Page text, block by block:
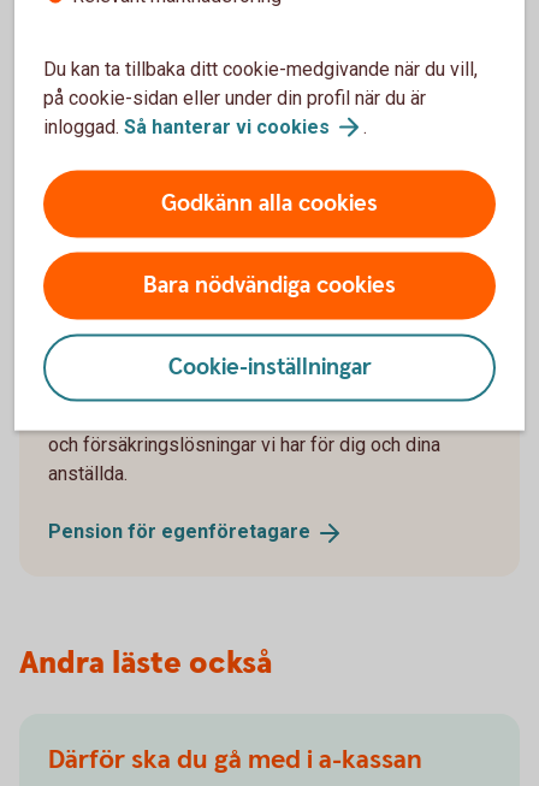
Tillsammans gör vi ditt företagande tryggare.
Prata tjänstepension med
Pension för egenföretagare
och försäkringslösningar vi har för dig och dina
anställda.
Pension för egenföretagare
Andra läste också
Därför ska du gå med i a-kassan
Du kan ta tillbaka ditt cookie-medgivande när du vill,
på cookie-sidan eller under din profil när du är
inloggad. Så hanterar vi cookies .
Godkänn alla cookies
Bara nödvändiga cookies
Cookie-inställningar